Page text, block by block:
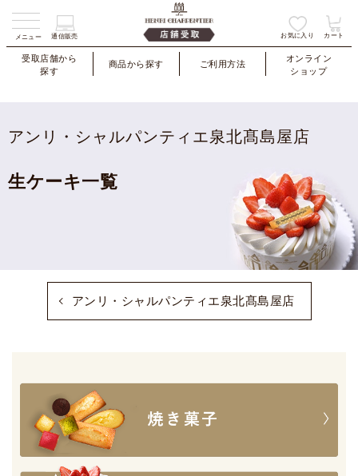
メニュー 通信販売 お気に入り カート
受取店舗から
探す
商品から探す ご利用方法
オンライン
ショップ
アンリ・シャルパンティエ泉北髙島屋店
生ケーキ一覧
アンリ・シャルパンティエ泉北髙島屋店